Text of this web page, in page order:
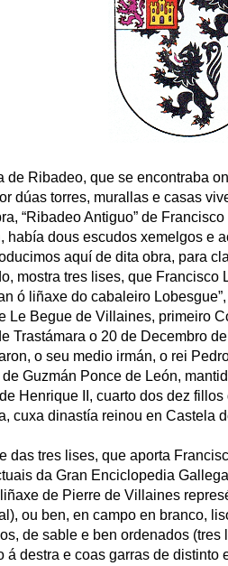
de Ribadeo, que se encontraba
dúas torres, murallas e casas
“Ribadeo Antiguo” de
había dous escudos xemelgos e
aquí de dita obra, para
mostra tres lises, que Francisco
ó liñaxe do cabaleiro
Le Begue de Villaines, primeiro
Trastámara o 20 de Decembro
o seu medio irmán, o rei
Guzmán Ponce de León,
Henrique II, cuarto dos dez
cuxa dinastía reinou en Castela
das tres lises, que aporta
da Gran Enciclopedia
de Pierre de Villaines
ou ben, en campo en branco,
de sable e ben ordenados
á destra e coas garras de distinto